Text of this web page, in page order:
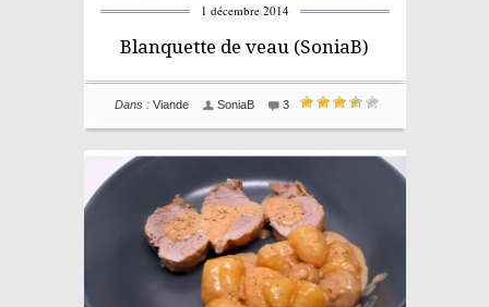
1 décembre 2014
Blanquette de veau (SoniaB)
3
SoniaB
Dans : Viande